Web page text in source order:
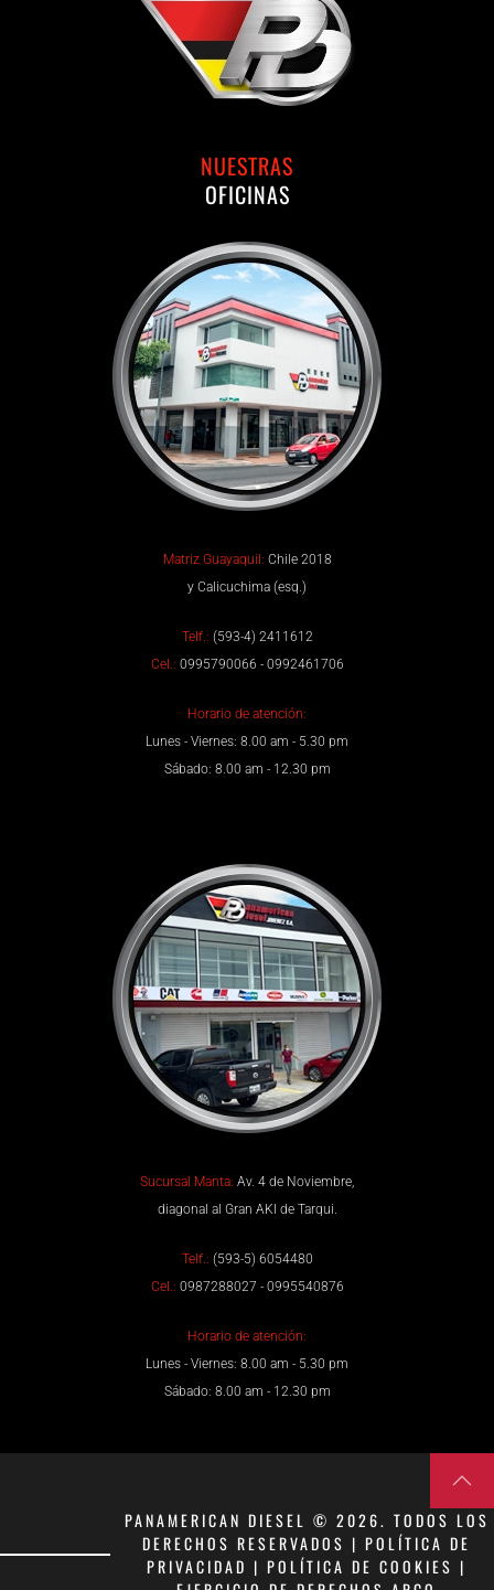
NUESTRAS
OFICINAS
Matriz Guayaquil: Chile 2018
y Calicuchima (esq.)
Telf.: (593-4) 2411612
Cel.: 0995790066 - 0992461706
Horario de atención:
Lunes - Viernes: 8.00 am - 5.30 pm
Sábado: 8.00 am - 12.30 pm
Sucursal Manta: Av. 4 de Noviembre,
diagonal al Gran AKI de Tarqui.
Telf.: (593-5) 6054480
Cel.: 0987288027 - 0995540876
Horario de atención:
Lunes - Viernes: 8.00 am - 5.30 pm
Sábado: 8.00 am - 12.30 pm
PANAMERICAN DIESEL © 2026. TODOS LOS
DERECHOS RESERVADOS | POLÍTICA DE
PRIVACIDAD | POLÍTICA DE COOKIES |